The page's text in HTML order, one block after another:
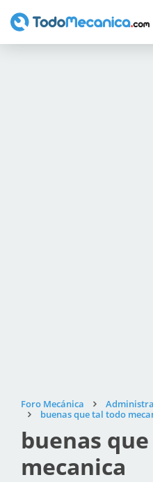
Foro Mecánica
buenas que tal todo
buenas
mecanica